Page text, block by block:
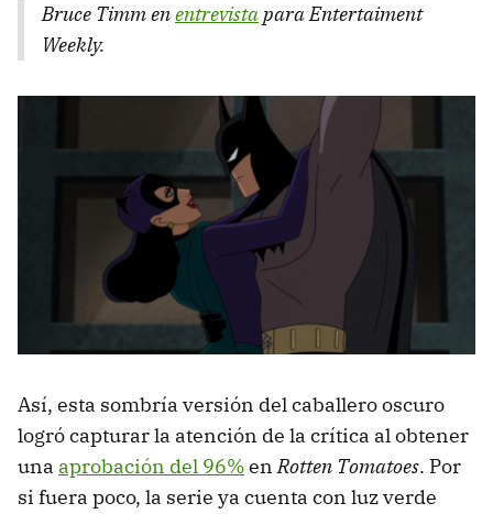
Bruce Timm enentrevistapara Entertaiment
Weekly.
Así, esta sombría versión del caballero oscuro
logró capturar la atención de la crítica al obtener
una aprobación del 96%enRotten Tomatoes. Por
si fuera poco, la serie ya cuenta con luz verde